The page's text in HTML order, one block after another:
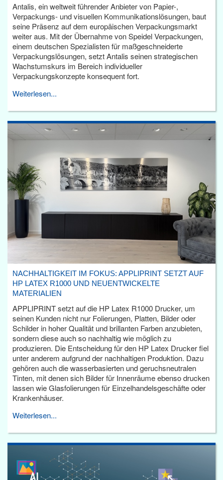
Antalis, ein weltweit führender Anbieter von Papier-,
Verpackungs- und visuellen Kommunikationslösungen, baut
seine Präsenz auf dem europäischen Verpackungsmarkt
weiter aus. Mit der Übernahme von Speidel Verpackungen,
einem deutschen Spezialisten für maßgeschneiderte
Verpackungslösungen, setzt Antalis seinen strategischen
Wachstumskurs im Bereich individueller
Verpackungskonzepte konsequent fort.
Weiterlesen...
NACHHALTIGKEIT IM FOKUS: APPLIPRINT SETZT AUF
HP LATEX R1000 UND NEUENTWICKELTE
MATERIALIEN
APPLIPRINT setzt auf die HP Latex R1000 Drucker, um
seinen Kunden nicht nur Folierungen, Platten, Bilder oder
Schilder in hoher Qualität und brillanten Farben anzubieten,
sondern diese auch so nachhaltig wie möglich zu
produzieren. Die Entscheidung für den HP Latex Drucker fiel
unter anderem aufgrund der nachhaltigen Produktion. Dazu
gehören auch die wasserbasierten und geruchsneutralen
Tinten, mit denen sich Bilder für Innenräume ebenso drucken
lassen wie Glasfolierungen für Einzelhandelsgeschäfte oder
Krankenhäuser.
Weiterlesen...